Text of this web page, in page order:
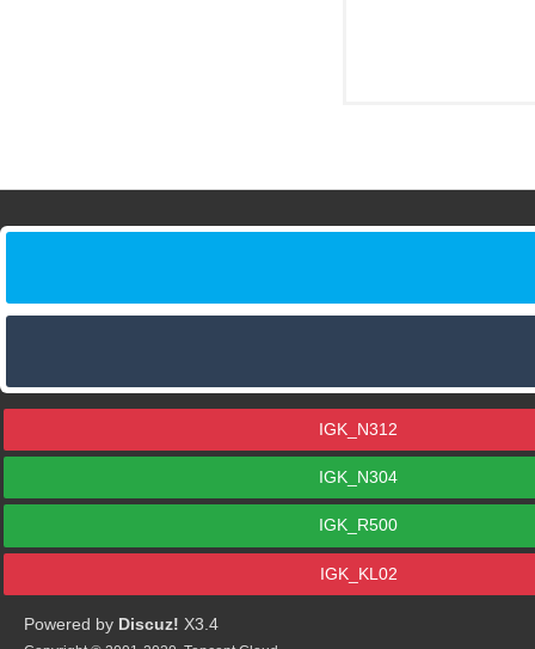
IGK_N312
IGK_N304
IGK_R500
IGK_KL02
Powered by Discuz! X3.4